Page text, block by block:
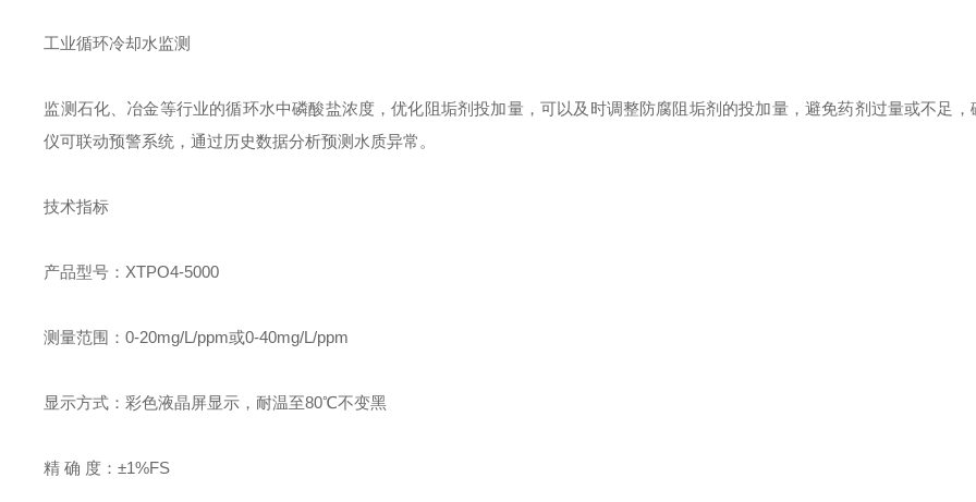
工业循环冷却水监测
监测石化、冶金等行业的循环水中磷酸盐浓度，优化阻垢剂投加量，可以及时调整防腐阻垢剂的投加量，避免药剂过量或不足‌，
仪可联动预警系统，通过历史数据分析预测水质异常。
技术指标
产品型号：XTPO4-5000
测量范围：0-20mg/L/ppm或0-40mg/L/ppm
显示方式：彩色液晶屏显示，耐温至80℃不变黑
精 确 度：±1%FS